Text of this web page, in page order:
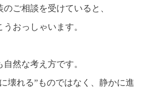
ご相談を受けていると、
おっしゃいます。
然な考え方です。
壊れる”ものではなく、静かに進